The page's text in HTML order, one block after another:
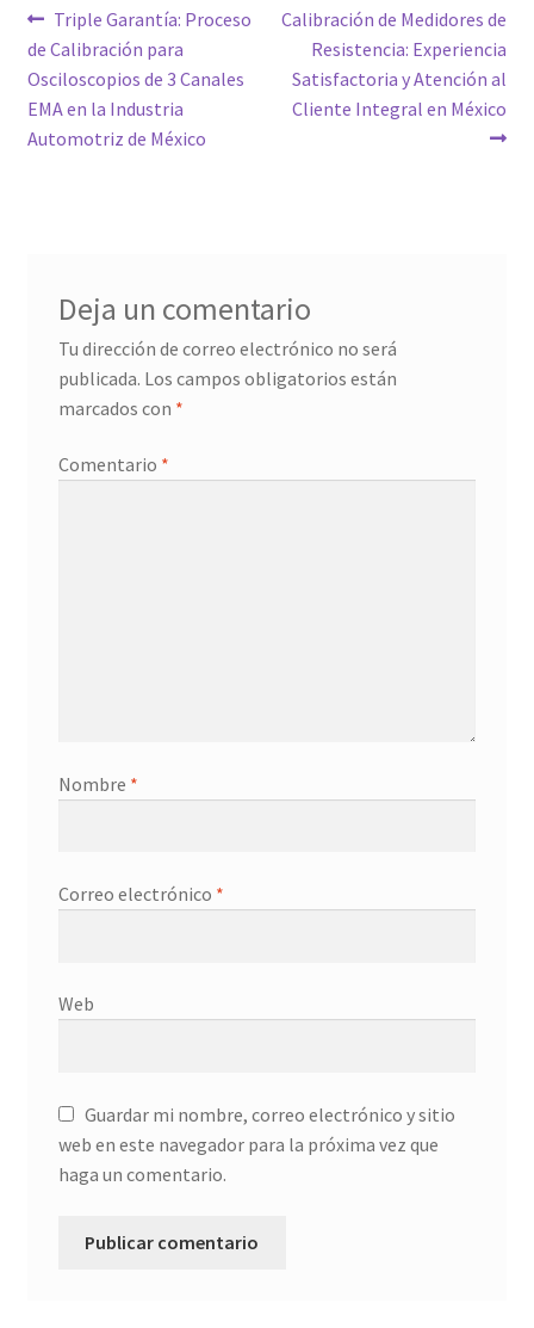
Navegación
de
entradas
Entrada
anterior:
Triple Garantía: Proceso
de Calibración para
Osciloscopios de 3 Canales
EMA en la Industria
Automotriz de México
Siguiente
entrada:
Calibración de Medidores de
Resistencia: Experiencia
Satisfactoria y Atención al
Cliente Integral en México
Deja un comentario
Tu dirección de correo electrónico no será
publicada. Los campos obligatorios están
marcados con *
Comentario *
Nombre *
Correo electrónico *
Web
Guardar mi nombre, correo electrónico y sitio
web en este navegador para la próxima vez que
haga un comentario.